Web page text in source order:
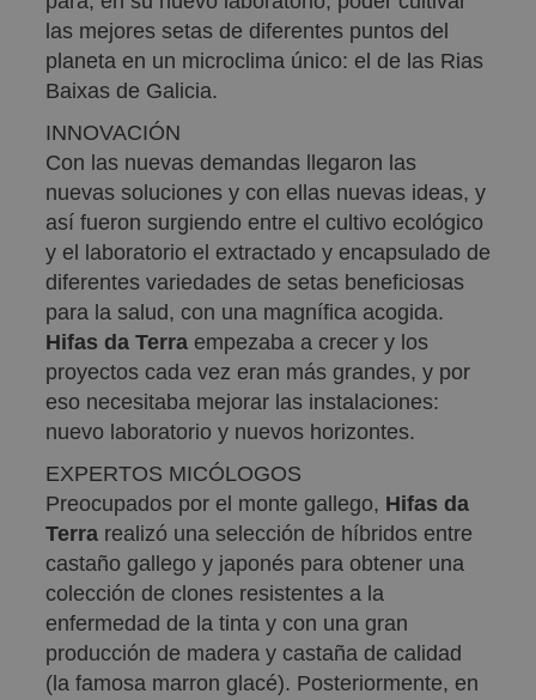
las mejores setas de diferentes puntos del
planeta en un microclima único: el de las Rias
Baixas de Galicia.
INNOVACIÓN
Con las nuevas demandas llegaron las
nuevas soluciones y con ellas nuevas ideas, y
así­ fueron surgiendo entre el cultivo ecológico
y el laboratorio el extractado y encapsulado de
diferentes variedades de setas beneficiosas
para la salud, con una magní­fica acogida.
Hifas da Terraempezaba a crecer y los
proyectos cada vez eran más grandes, y por
eso necesitaba mejorar las instalaciones:
nuevo laboratorio y nuevos horizontes.
EXPERTOS MICÓLOGOS
Preocupados por el monte gallego, Hifas da
Terrarealizó una selección de hí­bridos entre
castaño gallego y japonés para obtener una
colección de clones resistentes a la
enfermedad de la tinta y con una gran
producción de madera y castaña de calidad
(la famosa marron glacé). Posteriormente, en